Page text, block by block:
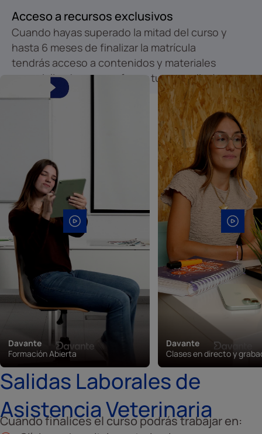
Acceso a recursos exclusivos
Cuando hayas superado la mitad del curso y
hasta 6 meses de finalizar la matrícula
tendrás acceso a contenidos y materiales
especializados para reforzar tu aprendizaje.
Davante
Formación Abierta
Davante
Clases en directo y
Salidas Laborales de
Asistencia Veterinaria
Cuando finalices el curso podrás trabajar en: